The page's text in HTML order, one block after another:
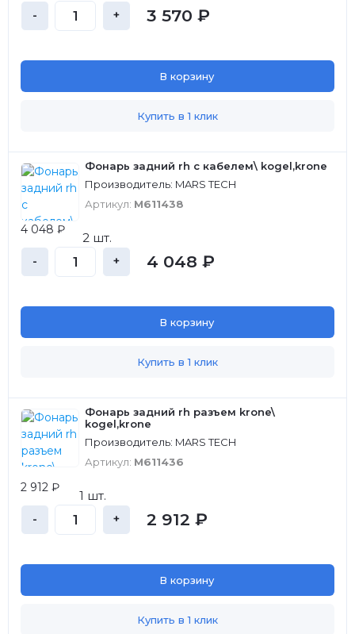
- + 3 570 ₽
В корзину
Купить в 1 клик
Фонарь задний rh с кабелем\ kogel,krone
Производитель: MARS TECH
Артикул: M611438
4 048 ₽
2 шт.
- + 4 048 ₽
В корзину
Купить в 1 клик
Фонарь задний rh разъем krone\
kogel,krone
Производитель: MARS TECH
Артикул: M611436
2 912 ₽
1 шт.
- + 2 912 ₽
В корзину
Купить в 1 клик